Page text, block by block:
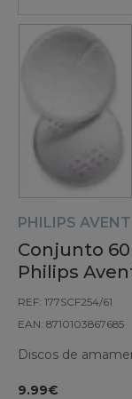
PHILIPS AVENT
Conjunto
Philips
REF: 177SCF254/61
EAN: 8710103867685
Discos de
9.99€